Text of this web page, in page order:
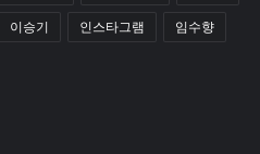
이승기 인스타그램 임수향